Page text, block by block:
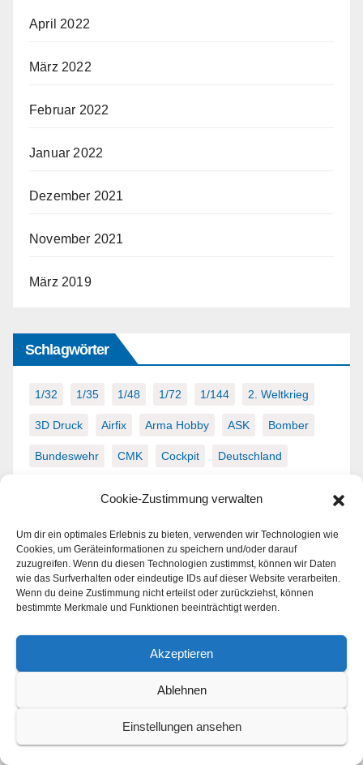
Cookie-Zustimmung verwalten
Um dir ein optimales Erlebnis zu bieten, verwenden wir Technologien wie
Cookies, um Geräteinformationen zu speichern und/oder darauf
zuzugreifen. Wenn du diesen Technologien zustimmst, können wir Daten
wie das Surfverhalten oder eindeutige IDs auf dieser Website verarbeiten.
Wenn du deine Zustimmung nicht erteilst oder zurückziehst, können
bestimmte Merkmale und Funktionen beeinträchtigt werden.
Akzeptieren
Ablehnen
Einstellungen ansehen
April 2022
März 2022
Februar 2022
Januar 2022
Dezember 2021
November 2021
März 2019
Schlagwörter
1/32 1/35 1/48 1/72 1/144 2. Weltkrieg
3D Druck Airfix Arma Hobby ASK Bomber
Bundeswehr CMK Cockpit Deutschland
Jagdflugzeug Japan Kalter Krieg Luftwaffe
Masken Messerschmitt Mustang
North American Panzer post WWII RAF
Supermarine Tamiya Trumpeter USA WWII